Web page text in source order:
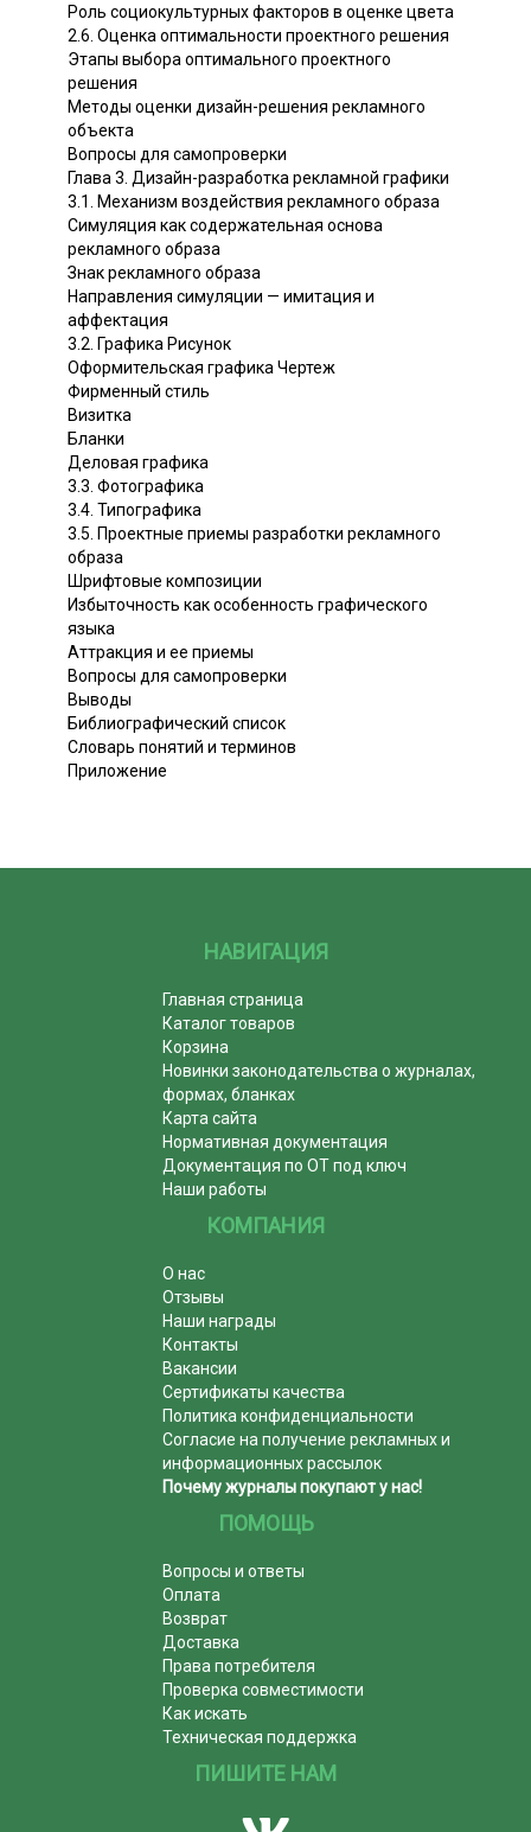
Роль социокультурных факторов в оценке цвета
2.6. Оценка оптимальности проектного решения
Этапы выбора оптимального проектного
решения
Методы оценки дизайн-решения рекламного
объекта
Вопросы для самопроверки
Глава 3. Дизайн-разработка рекламной графики
3.1. Механизм воздействия рекламного образа
Симуляция как содержательная основа
рекламного образа
Знак рекламного образа
Направления симуляции — имитация и
аффектация
3.2. Графика Рисунок
Оформительская графика Чертеж
Фирменный стиль
Визитка
Бланки
Деловая графика
3.3. Фотографика
3.4. Типографика
3.5. Проектные приемы разработки рекламного
образа
Шрифтовые композиции
Избыточность как особенность графического
языка
Аттракция и ее приемы
Вопросы для самопроверки
Выводы
Библиографический список
Словарь понятий и терминов
Приложение
НАВИГАЦИЯ
Главная страница
Каталог товаров
Корзина
Новинки законодательства о журналах,
формах, бланках
Карта сайта
Нормативная документация
Документация по ОТ под ключ
Наши работы
КОМПАНИЯ
О нас
Отзывы
Наши награды
Контакты
Вакансии
Сертификаты качества
Политика конфиденциальности
Согласие на получение рекламных и
информационных рассылок
Почему журналы покупают у нас!
ПОМОЩЬ
Вопросы и ответы
Оплата
Возврат
Доставка
Права потребителя
Проверка совместимости
Как искать
Техническая поддержка
ПИШИТЕ НАМ